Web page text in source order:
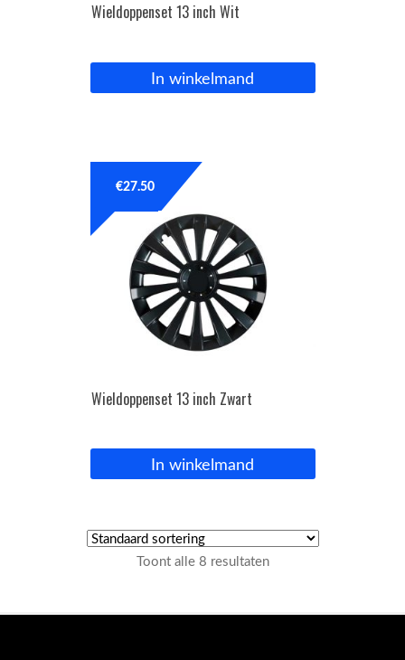
Wieldoppenset 13 inch Wit
In winkelmand
Wieldoppenset 13 inch Zwart
€27.50
In winkelmand
Toont alle 8 resultaten